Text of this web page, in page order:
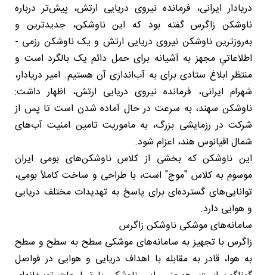
دریادار ایرانی، فرمانده نیروی دریایی ارتش، پیش‌تر درباره
ناوشکن زاگرس گفته بود که این ناوشکن، جدیدترین و
به‌روزترین ناوشکن نیروی دریایی ارتش و یک ناوشکن رزمی -
اطلاعاتیِ مجهز به آشیانه برای حمل دائم یک بالگرد است و
منتظر ابلاغ ستادی برای به آب‌اندازی آن هستیم. امیر دریادار،
شهرام ایرانی، فرمانده نیروی دریایی ارتش، اظهار داشت:
ناوشکن سهند، به سرعت در حال آماده شدن است تا پس از
شرکت در رزمایشی بزرگ، به ماموریت تامین امنیت آب‌های
شمال اقیانوس هند، اعزام شود.
این ناوشکن که بخشی از کلاس ناوشکن‌های بومی ایران
موسوم به کلاس "موج" است، با طراحی و ساخت کاملاً بومی،
توانایی‌های گسترده‌ای برای پاسخ به تهدیدات مختلف دریایی
و هوایی دارد.
سامانه‌های موشکی ناوشکن زاگرس
زاگرس با تجهیز به سامانه‌های موشکی سطح به سطح و سطح
به هوا، قادر به مقابله با اهداف دریایی و هوایی در فواصل